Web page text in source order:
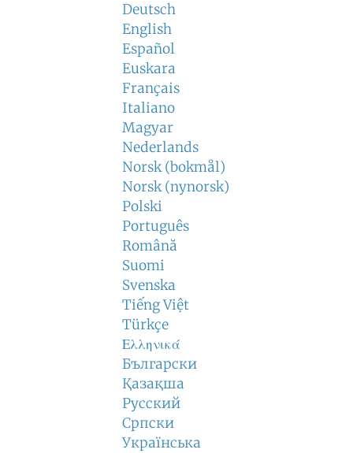
Deutsch
English
Español
Euskara
Français
Italiano
Magyar
Nederlands
Norsk (bokmål)
Norsk (nynorsk)
Polski
Português
Română
Suomi
Svenska
Tiếng Việt
Türkçe
Ελληνικά
Български
Қазақша
Русский
Српски
Українська